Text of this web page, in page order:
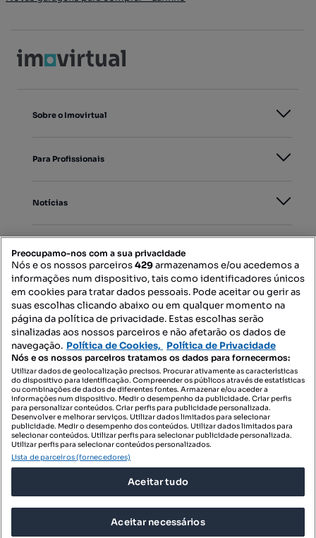
Sobre o Imovirtual
Para Profissionais
Notícias
Mapa do Site
Contacte-nos
SIGA-NOS:
DESCARREGAR NA:
© 2026 Imovirtual.com, OLX Portugal, S.A.
Preocupamo-nos com a sua privacidade
Nós e os nossos parceiros429armazenamos e/ou acedemos a
informações num dispositivo, tais como identificadores únicos
em cookies para tratar dados pessoais. Pode aceitar ou gerir as
suas escolhas clicando abaixo ou em qualquer momento na
página da política de privacidade. Estas escolhas serão
sinalizadas aos nossos parceiros e não afetarão os dados de
navegação. Política de Cookies, Política de Privacidade
Nós e os nossos parceiros tratamos os dados para fornecermos:
Utilizar dados de geolocalização precisos. Procurar ativamente as características
do dispositivo para identificação. Compreender os públicos através de estatísticas
ou combinações de dados de diferentes fontes. Armazenar e/ou aceder a
informações num dispositivo. Medir o desempenho da publicidade. Criar perfis
para personalizar conteúdos. Criar perfis para publicidade personalizada.
Desenvolver e melhorar serviços. Utilizar dados limitados para selecionar
publicidade. Medir o desempenho dos conteúdos. Utilizar dados limitados para
selecionar conteúdos. Utilizar perfis para selecionar publicidade personalizada.
Utilizar perfis para selecionar conteúdos personalizados.
Lista de parceiros (fornecedores)
Aceitar tudo
Aceitar necessários